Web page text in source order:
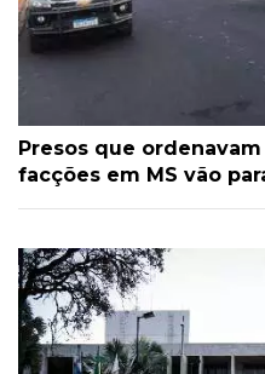
Presos que
facções em MS vão